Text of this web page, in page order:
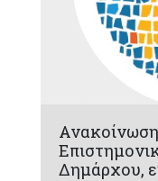
Δημάρχου,